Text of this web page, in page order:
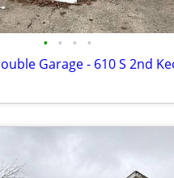
• • • •
Garage - 610 S 2nd